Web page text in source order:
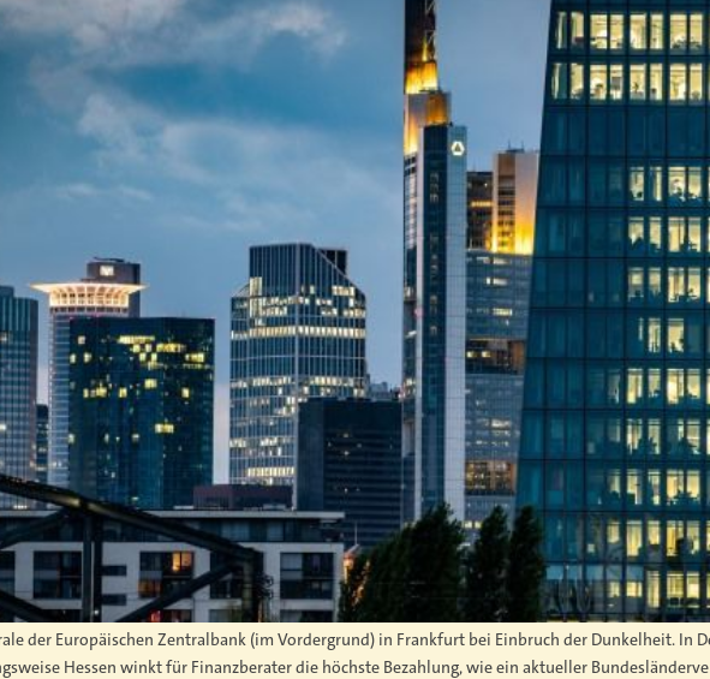
der Europäischen Zentralbank (im Vordergrund) in Frankfurt bei Einbruch der Dunkelheit. In
Hessen winkt für Finanzberater die höchste Bezahlung, wie ein aktueller